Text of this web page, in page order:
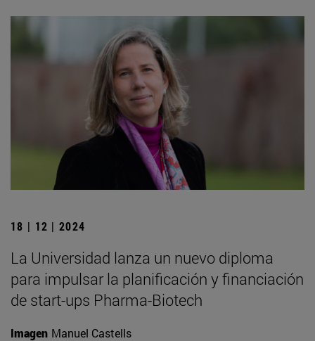
18 | 12 | 2024
La Universidad lanza un nuevo diploma
para impulsar la planificación y financiación
de start-ups Pharma-Biotech
Imagen Manuel Castells